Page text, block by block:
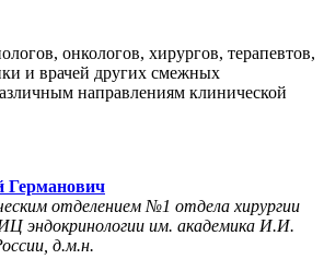
онкологов, хирургов, терапевтов,
и врачей других смежных
направлениям клинической
Германович
отделением №1 отдела хирургии
им. академика И.И.
д.м.н.